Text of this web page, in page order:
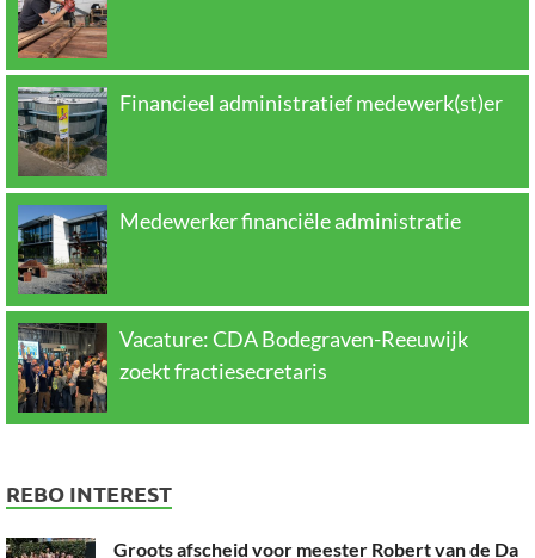
Financieel administratief medewerk(st)er
Medewerker financiële administratie
Vacature: CDA Bodegraven-Reeuwijk
zoekt fractiesecretaris
REBO INTEREST
Groots afscheid voor meester Robert van de Da